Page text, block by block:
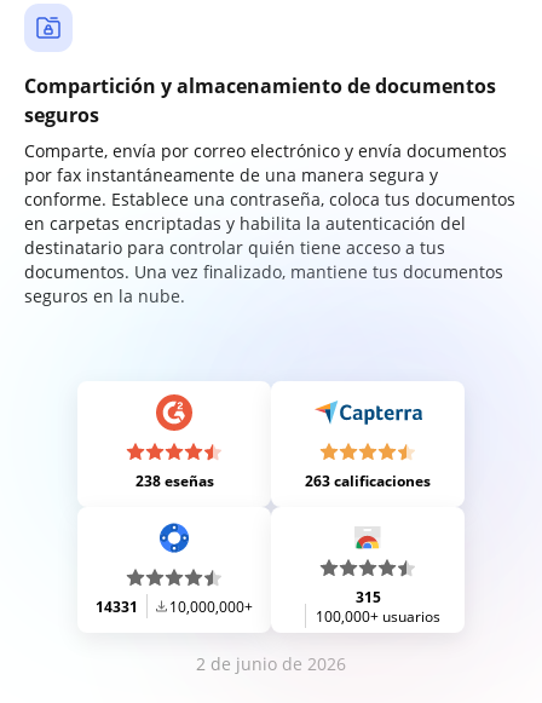
Compartición y almacenamiento de documentos
seguros
Comparte, envía por correo electrónico y envía documentos
por fax instantáneamente de una manera segura y
conforme. Establece una contraseña, coloca tus documentos
en carpetas encriptadas y habilita la autenticación del
destinatario para controlar quién tiene acceso a tus
documentos. Una vez finalizado, mantiene tus documentos
seguros en la nube.
238 eseñas 263 calificaciones
14331 10,000,000+
315
100,000+ usuarios
2 de junio de 2026